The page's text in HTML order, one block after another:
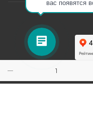
вас появятся
Интернет магазин